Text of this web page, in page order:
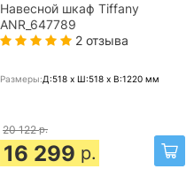
Навесной шкаф Tiffany
ANR_647789
2 отзыва
Размеры:Д:518 x Ш:518 x В:1220 мм
20 122 р.
16 299 р.